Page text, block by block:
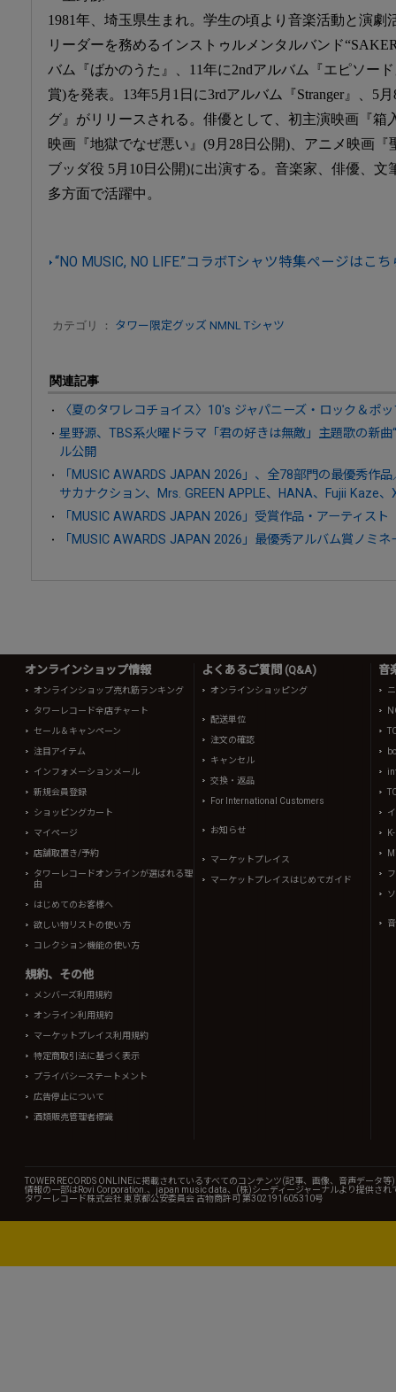
1981年、埼玉県生まれ。学生の頃より音楽活動と演劇
リーダーを務めるインストゥルメンタルバンド
バム『ばかのうた』、11年に2ndアルバム『エピソー
賞)を発表。13年5月1日に3rdアルバム『Stranger』、5
グ』がリリースされる。俳優として、初主演映画『箱
映画『地獄でなぜ悪い』(9月28日公開)、アニメ映画
ブッダ役 5月10日公開)に出演する。音楽家、俳優、
多方面で活躍中。
“NO MUSIC, NO LIFE.”コラボTシャツ特集ページはこち
カテゴリ ： タワー限定グッズ NMNL Tシャツ
関連記事
〈夏のタワレコチョイス〉10's ジャパニーズ・ロック＆ポ
星野源、TBS系火曜ドラマ「君の好きは無敵」主題歌の新
ル公開
「MUSIC AWARDS JAPAN 2026」、全78部門の最優秀作
サカナクション、Mrs. GREEN APPLE、HANA、Fujii Kaze
「MUSIC AWARDS JAPAN 2026」受賞作品・アーティスト
「MUSIC AWARDS JAPAN 2026」最優秀アルバム賞ノミネ
オンラインショップ情報
オンラインショップ売れ筋ランキング
タワーレコード全店チャート
セール＆キャンペーン
注目アイテム
インフォメーションメール
新規会員登録
ショッピングカート
マイページ
店舗取置き/予約
タワーレコードオンラインが選ばれる理
由
はじめてのお客様へ
欲しい物リストの使い方
コレクション機能の使い方
規約、その他
メンバーズ利用規約
オンライン利用規約
マーケットプレイス利用規約
特定商取引法に基づく表示
プライバシーステートメント
広告停止について
酒類販売管理者標識
よくあるご質問 (Q&A)
オンラインショッピング
配送単位
注文の確認
キャンセル
交換・返品
For International Customers
お知らせ
マーケットプレイス
マーケットプレイスはじめてガイド
音
TOWER RECORDS ONLINEに掲載されているすべてのコンテンツ(記事、画像、音声データ
情報の一部はRovi Corporation.、japan music data、(株)シーディージャーナルより提供され
タワーレコード株式会社 東京都公安委員会 古物商許可 第302191605310号